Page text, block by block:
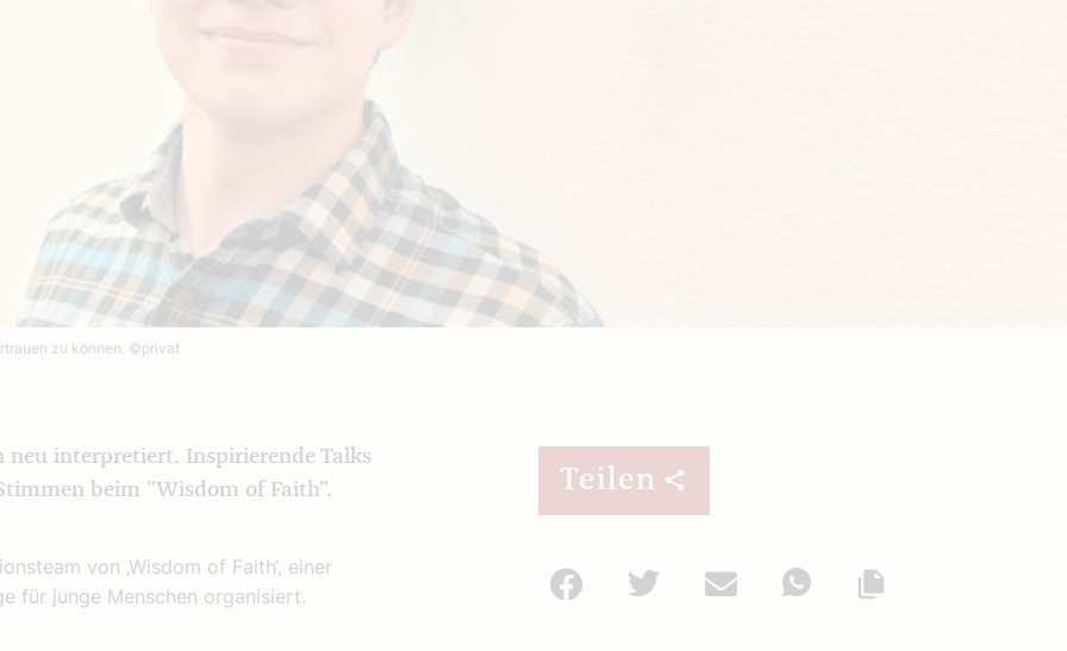
zu können. ©privat
interpretiert. Inspirierende Talks
beim "Wisdom of Faith".
von ‚Wisdom of Faith‘, einer
für junge Menschen organisiert.
Teilen
Facebook
Twitter Mail
WhatsApp